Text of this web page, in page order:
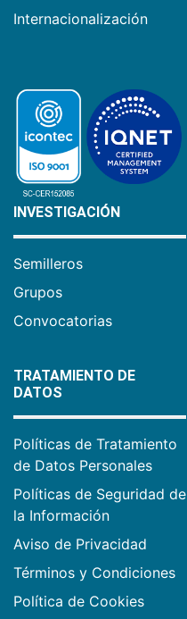
Internacionalización
INVESTIGACIÓN
Semilleros
Grupos
Convocatorias
TRATAMIENTO DE
DATOS
Políticas de Tratamiento
de Datos Personales
Políticas de Seguridad de
la Información
Aviso de Privacidad
Términos y Condiciones
Política de Cookies